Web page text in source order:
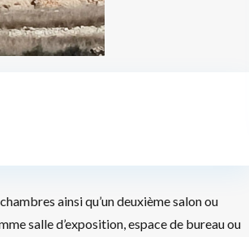
ainsi qu’un deuxième salon ou
salle d’exposition, espace de bureau ou